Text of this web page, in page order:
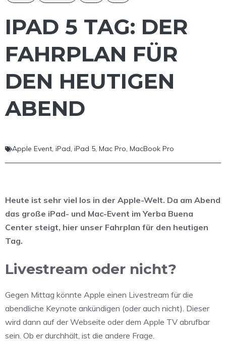
IPAD 5 TAG: DER
FAHRPLAN FÜR
DEN HEUTIGEN
ABEND
Apple Event, iPad, iPad 5, Mac Pro, MacBook Pro
Heute ist sehr viel los in der Apple-Welt. Da am Abend
das große iPad- und Mac-Event im Yerba Buena
Center steigt, hier unser Fahrplan für den heutigen
Tag.
Livestream oder nicht?
Gegen Mittag könnte Apple einen Livestream für die
abendliche Keynote ankündigen (oder auch nicht). Dieser
wird dann auf der Webseite oder dem Apple TV abrufbar
sein. Ob er durchhält, ist die andere Frage.